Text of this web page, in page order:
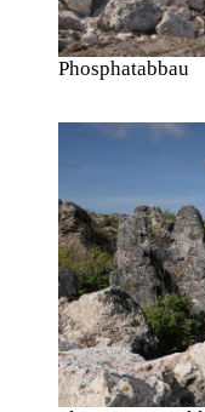
Phosphatabbau